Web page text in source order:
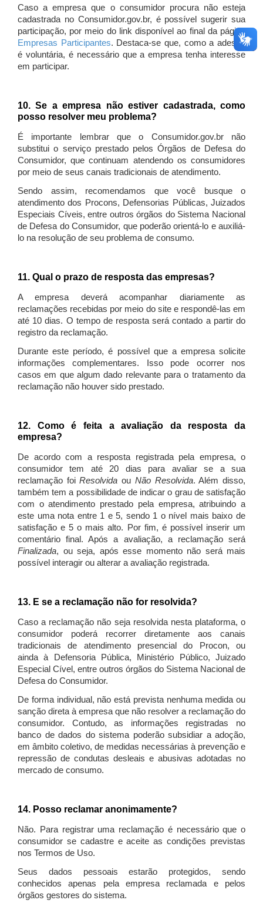
Caso a empresa que o consumidor procura não esteja
cadastrada no Consumidor.gov.br, é possível sugerir sua
participação, por meio do link disponível ao final da página
Empresas Participantes. Destaca-se que, como a adesão
é voluntária, é necessário que a empresa tenha interesse
em participar.
10. Se a empresa não estiver cadastrada, como
posso resolver meu problema?
É importante lembrar que o Consumidor.gov.br não
substitui o serviço prestado pelos Órgãos de Defesa do
Consumidor, que continuam atendendo os consumidores
por meio de seus canais tradicionais de atendimento.
Sendo assim, recomendamos que você busque o
atendimento dos Procons, Defensorias Públicas, Juizados
Especiais Cíveis, entre outros órgãos do Sistema Nacional
de Defesa do Consumidor, que poderão orientá-lo e auxiliá-
lo na resolução de seu problema de consumo.
11. Qual o prazo de resposta das empresas?
A empresa deverá acompanhar diariamente as
reclamações recebidas por meio do site e respondê-las em
até 10 dias. O tempo de resposta será contado a partir do
registro da reclamação.
Durante este período, é possível que a empresa solicite
informações complementares. Isso pode ocorrer nos
casos em que algum dado relevante para o tratamento da
reclamação não houver sido prestado.
12. Como é feita a avaliação da resposta da
empresa?
De acordo com a resposta registrada pela empresa, o
consumidor tem até 20 dias para avaliar se a sua
reclamação foiResolvida ou Não Resolvida. Além disso,
também tem a possibilidade de indicar o grau de satisfação
com o atendimento prestado pela empresa, atribuindo a
este uma nota entre 1 e 5, sendo 1 o nível mais baixo de
satisfação e 5 o mais alto. Por fim, é possível inserir um
comentário final. Após a avaliação, a reclamação será
Finalizada, ou seja, após esse momento não será mais
possível interagir ou alterar a avaliação registrada.
13. E se a reclamação não for resolvida?
Caso a reclamação não seja resolvida nesta plataforma, o
consumidor poderá recorrer diretamente aos canais
tradicionais de atendimento presencial do Procon, ou
ainda à Defensoria Pública, Ministério Público, Juizado
Especial Cível, entre outros órgãos do Sistema Nacional de
Defesa do Consumidor.
De forma individual, não está prevista nenhuma medida ou
sanção direta à empresa que não resolver a reclamação do
consumidor. Contudo, as informações registradas no
banco de dados do sistema poderão subsidiar a adoção,
em âmbito coletivo, de medidas necessárias à prevenção e
repressão de condutas desleais e abusivas adotadas no
mercado de consumo.
14. Posso reclamar anonimamente?
Não. Para registrar uma reclamação é necessário que o
consumidor se cadastre e aceite as condições previstas
nos Termos de Uso.
Seus dados pessoais estarão protegidos, sendo
conhecidos apenas pela empresa reclamada e pelos
órgãos gestores do sistema.